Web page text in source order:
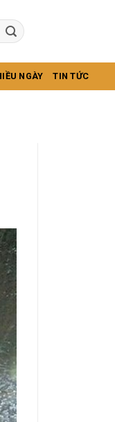
NGÀY TIN TỨC